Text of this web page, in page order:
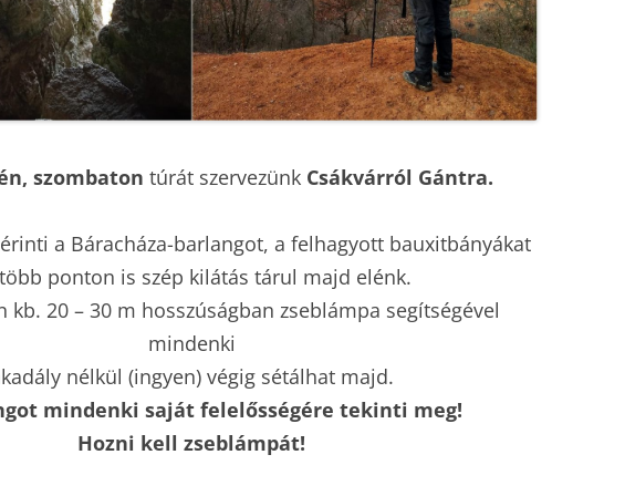
2009
2008
2006
2003
2010
2009
2010
2009
2007
2005
2004
szombaton túrát szervezünk Csákvárról Gántra.
a Báracháza-barlangot, a felhagyott bauxitbányákat
ponton is szép kilátás tárul majd elénk.
kb. 20 – 30 m hosszúságban zseblámpa segítségével
mindenki
nélkül (ingyen) végig sétálhat majd.
mindenki saját felelősségére tekinti meg!
Hozni kell zseblámpát!